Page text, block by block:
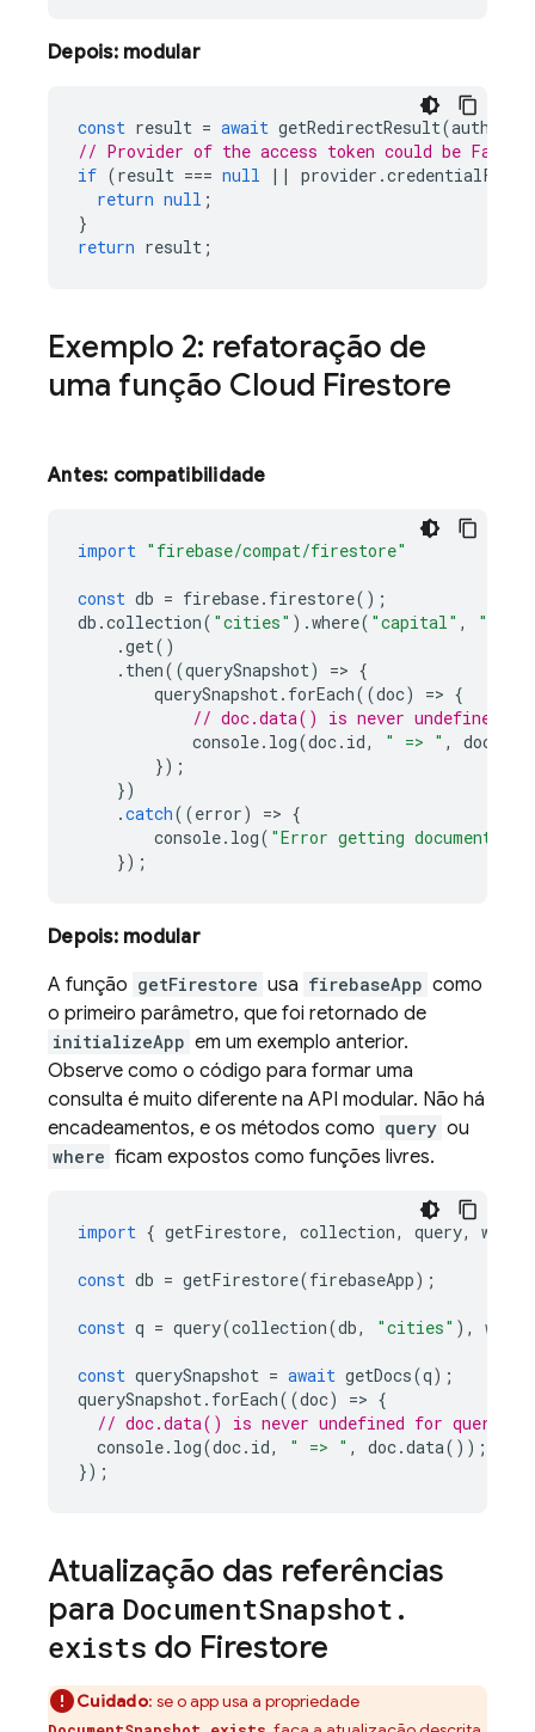
Depois: modular
const result = await getRedirectResult(auth
// Provider of the access token could be
if (result === null || provider .
return null ;
}
return result ;
Exemplo 2: refatoração de
uma função Cloud Firestore
Antes: compatibilidade
import "firebase/compat/firestore"
const db = firebase. firestore();
db .collection( "cities" ).where( "capital" , "=="
.get()
. then((querySnapshot) => {
querySnapshot. forEach((doc) => {
// doc.data() is never undefined for
console. log(doc. id, " => " , doc
});
})
.catch((error) => {
console. log( "Error getting documents: "
});
Depois: modular
A função getFirestore usa firebaseApp como
o primeiro parâmetro, que foi retornado de
initializeApp em um exemplo anterior.
Observe como o código para formar uma
consulta é muito diferente na API modular. Não há
encadeamentos, e os métodos como query ou
where ficam expostos como funções livres.
import { getFirestore, collection, query, where
const db = getFirestore(firebaseApp);
const q = query(collection(db, "cities" ), where
const querySnapshot = await getDocs(q);
querySnapshot. forEach((doc) => {
// doc.data() is never undefined for query
console. log(doc. id, " => " , doc.data());
});
Atualização das referências
para DocumentSnapshot.
exists do Firestore
Cuidado: se o app usa a propriedade